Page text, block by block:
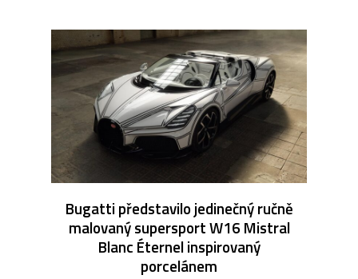
Bugatti představilo jedinečný ručně
malovaný supersport W16 Mistral
Blanc Éternel inspirovaný
porcelánem